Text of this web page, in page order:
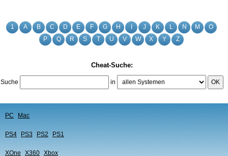
1 A B C D E F G H J K L N M
O
P
Q R S T U V W X Y Z
Cheat-Suche:
Suche in OK
PC Mac
PS4 PS3 PS2 PS1
XOne X360 Xbox